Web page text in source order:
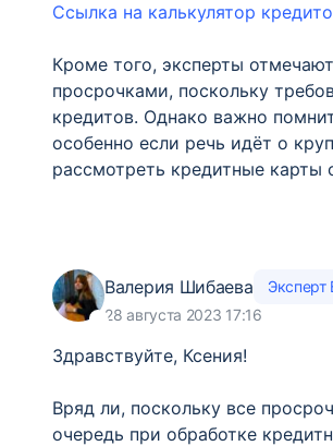
Ссылка на калькулятор
Кроме того, эксперты
просрочками, поскольку
кредитов. Однако важно
особенно если речь идёт о
рассмотреть кредитные
Валерия Шибаева
28 августа 2023 17:16
Здравствуйте, Ксения!
Вряд ли, поскольку все
очередь при обработке